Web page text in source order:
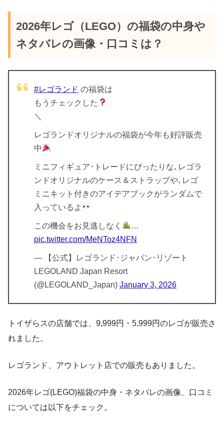
2026年レゴ（LEGO）の福袋の中身や
ネタバレの画像・口コミは？
#レゴランド の福袋は
もうチェックした
＼
レゴランドオリジナルの福袋が今年も好評販売
中
ミニフィギュア･トレードにぴったりな､レゴラ
ンドオリジナルのケース＆ストラップや､レゴ
ミニキット付きのアイデアブックがランダムで
入っているよ
この機会をお見逃しなく
…
pic.twitter.com/MeNToz4NFN
— 【公式】レゴランド･ジャパン･リゾート
LEGOLAND Japan Resort
(@LEGOLAND_Japan) January 3, 2026
トイザらスの店舗では、9,999円・5,999円のレゴが販売さ
れました。
レゴランド、アウトレット店での販売もありました。
2026年レゴ(LEGO)福袋の中身・ネタバレの画像、口コミ
については以下をチェック。